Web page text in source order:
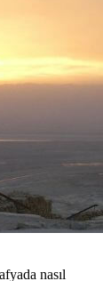
nasıl